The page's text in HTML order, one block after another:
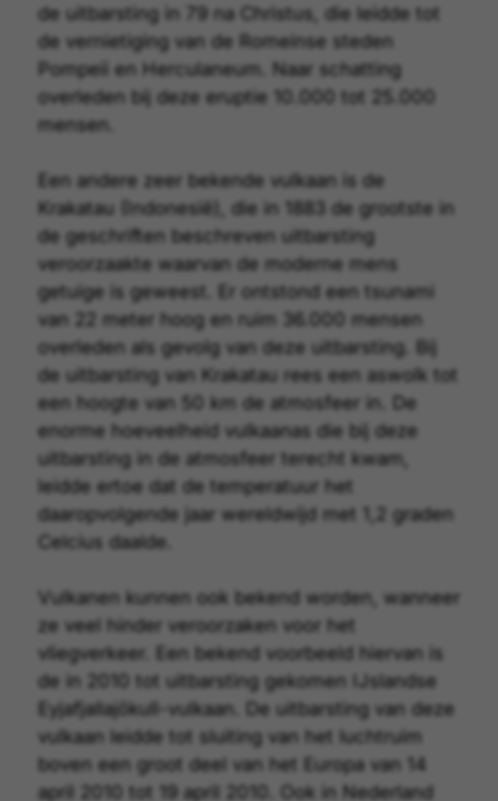
de uitbarsting in 79 na Christus, die leidde tot
de vernietiging van de Romeinse steden
Pompeii en Herculaneum. Naar schatting
overleden bij deze eruptie 10.000 tot 25.000
mensen.
Een andere zeer bekende vulkaan is de
Krakatau (Indonesië), die in 1883 de grootste in
de geschriften beschreven uitbarsting
veroorzaakte waarvan de moderne mens
getuige is geweest. Er ontstond een tsunami
van 22 meter hoog en ruim 36.000 mensen
overleden als gevolg van deze uitbarsting. Bij
de uitbarsting van Krakatau rees een aswolk tot
een hoogte van 50 km de atmosfeer in. De
enorme hoeveelheid vulkaanas die bij deze
uitbarsting in de atmosfeer terecht kwam,
leidde ertoe dat de temperatuur het
daaropvolgende jaar wereldwijd met 1,2 graden
Celcius daalde.
Vulkanen kunnen ook bekend worden, wanneer
ze veel hinder veroorzaken voor het
vliegverkeer. Een bekend voorbeeld hiervan is
de in 2010 tot uitbarsting gekomen IJslandse
Eyjafjallajökull
-vulkaan. De uitbarsting van deze
vulkaan leidde tot sluiting van het luchtruim
boven een groot deel van het Europa van 14
april 2010 tot 19 april 2010. Ook in Nederland